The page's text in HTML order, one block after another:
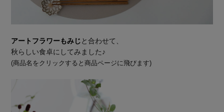
アートフラワーもみじと合わせて、
秋らしい食卓にしてみました♪
(商品名をクリックすると商品ページに飛びます)